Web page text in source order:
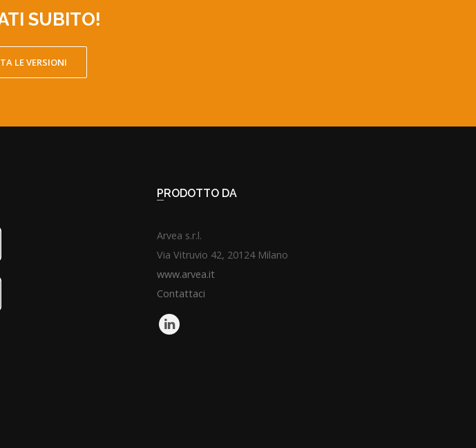
SUBITO!
LE VERSIONI
PRODOTTO DA
Arvea s.r.l.
Via Vitruvio 42, 20124 Milano
www.arvea.it
Contattaci